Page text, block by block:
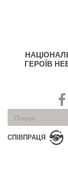
ГЕРОЇВ
Пошукова
форма
Пошук
СПІВПРАЦЯ